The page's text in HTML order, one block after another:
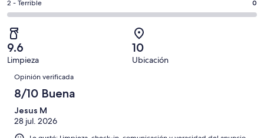
Basada
en
de
4
opiniones
Bueno.
en
2
de
opiniones
es
decir,
Aceptable.
Basada
en
1
de
opiniones
4,
decir,
Malo.
Basada
en
de
opiniones
Puntuación
de
2,
es
decir,
Terrible.
Basada
en
de
2 - Terrible 0
9.6
Limpieza
10
Ubicación
Opiniones
Opinión verificada
8/10 Buena
Jesus M
28 jul. 2026